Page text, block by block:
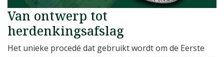
Van ontwerp tot
herdenkingsafslag
Het unieke procedé dat gebruikt wordt om de Eerste